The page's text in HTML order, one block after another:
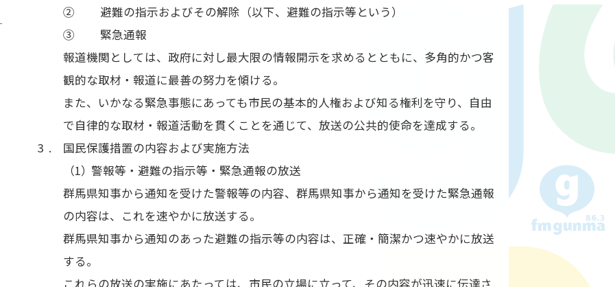
②
避難の指示およびその解除（以下、避難の指示等という）
③
緊急通報
報道機関としては、政府に対し最大限の情報開示を求めるとともに、多角的かつ客
観的な取材・報道に最善の努力を傾ける。
また、いかなる緊急事態にあっても市民の基本的人権および知る権利を守り、自由
で自律的な取材・報道活動を貫くことを通じて、放送の公共的使命を達成する。
国民保護措置の内容および実施方法
警報等・避難の指示等・緊急通報の放送
群馬県知事から通知を受けた警報等の内容、群馬県知事から通知を受けた緊急通報
の内容は、これを速やかに放送する。
群馬県知事から通知のあった避難の指示等の内容は、正確・簡潔かつ速やかに放送
する。
これらの放送の実施にあたっては、市民の立場に立って、その内容が迅速に伝達さ